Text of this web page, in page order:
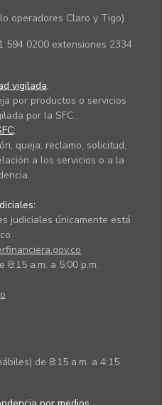
operadores Claro y Tigo)
594 0200 extensiones 2334
vigilada:
por productos o servicios
por la SFC.
:
queja, reclamo, solicitud,
a los servicios o a la
judiciales únicamente está
a.m. a 5:00 p.m.
de 8:15 a.m. a 4:15